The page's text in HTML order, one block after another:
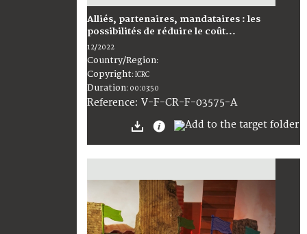
Alliés, partenaires, mandataires : les
possibilités de réduire le coût...
12/2022
Country/Region:
Copyright:ICRC
Duration: 00:03:50
Reference: V-F-CR-F-03575-A